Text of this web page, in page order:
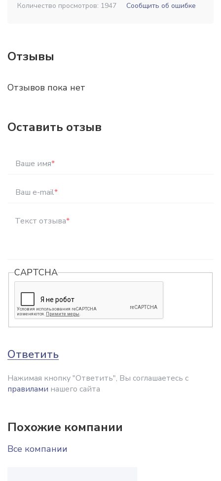
Количество просмотров: 1947
Сообщить об ошибке
Отзывы
Отзывов пока нет
Оставить отзыв
Ваше имя*
Ваш e-mail*
Текст отзыва*
CAPTCHA
Ответить
Нажимая кнопку "Ответить", Вы соглашаетесь с
правилами нашего сайта
Похожие компании
Все компании